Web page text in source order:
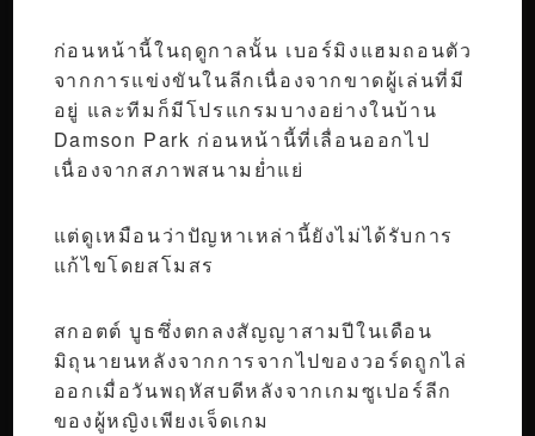
ก่อนหน้านี้ในฤดูกาลนั้น เบอร์มิงแฮมถอนตัว
จากการแข่งขันในลีกเนื่องจากขาดผู้เล่นที่มี
อยู่ และทีมก็มีโปรแกรมบางอย่างในบ้าน
Damson Park ก่อนหน้านี้ที่เลื่อนออกไป
เนื่องจากสภาพสนามย่ำแย่
แต่ดูเหมือนว่าปัญหาเหล่านี้ยังไม่ได้รับการ
แก้ไขโดยสโมสร
สกอตต์ บูธซึ่งตกลงสัญญาสามปีในเดือน
มิถุนายนหลังจากการจากไปของวอร์ดถูกไล่
ออกเมื่อวันพฤหัสบดีหลังจากเกมซูเปอร์ลีก
ของผู้หญิงเพียงเจ็ดเกม